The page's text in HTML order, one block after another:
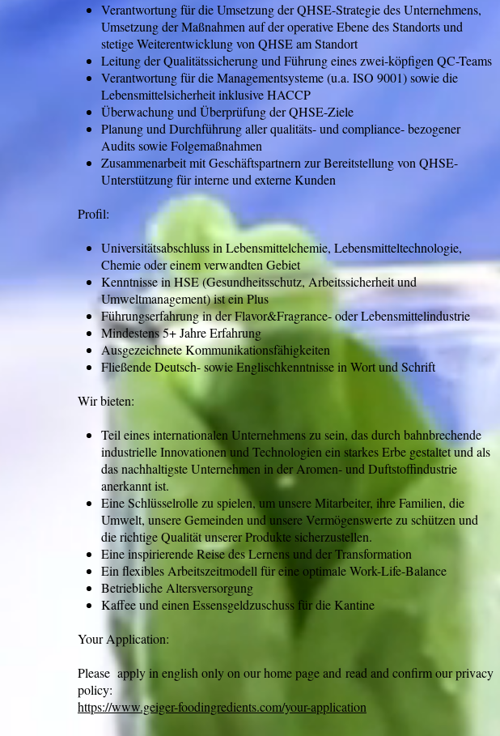
Verantwortung für die Umsetzung der QHSE-Strategie des Unternehmens,
Umsetzung der Maßnahmen auf der operative Ebene des Standorts und
stetige Weiterentwicklung von QHSE am Standort
Leitung der Qualitätssicherung und Führung eines zwei-köpfigen QC-Teams
Verantwortung für die Managementsysteme (u.a. ISO 9001) sowie die
Lebensmittelsicherheit inklusive HACCP
Überwachung und Überprüfung der QHSE-Ziele
Planung und Durchführung aller qualitäts- und compliance- bezogener
Audits sowie Folgemaßnahmen
Zusammenarbeit mit Geschäftspartnern zur Bereitstellung von QHSE-
Unterstützung für interne und externe Kunden
Profil:
Universitätsabschluss in Lebensmittelchemie, Lebensmitteltechnologie,
Chemie oder einem verwandten Gebiet
Kenntnisse in HSE (Gesundheitsschutz, Arbeitssicherheit und
Umweltmanagement) ist ein Plus
Führungserfahrung in der Flavor&Fragrance- oder Lebensmittelindustrie
Mindestens 5+ Jahre Erfahrung
Ausgezeichnete Kommunikationsfähigkeiten
Fließende Deutsch- sowie Englischkenntnisse in Wort und Schrift
Wir bieten:
Teil eines internationalen Unternehmens zu sein, das durch bahnbrechende
industrielle Innovationen und Technologien ein starkes Erbe gestaltet und als
das nachhaltigste Unternehmen in der Aromen- und Duftstoffindustrie
anerkannt ist.
Eine Schlüsselrolle zu spielen, um unsere Mitarbeiter, ihre Familien, die
Umwelt, unsere Gemeinden und unsere Vermögenswerte zu schützen und
die richtige Qualität unserer Produkte sicherzustellen.
Eine inspirierende Reise des Lernens und der Transformation
Ein flexibles Arbeitszeitmodell für eine optimale Work-Life-Balance
Betriebliche Altersversorgung
Kaffee und einen Essensgeldzuschuss für die Kantine
Your Application:
Please apply in english only on our home page and read and confirm our privacy
policy:
https://www.geiger-foodingredients.com/your-application